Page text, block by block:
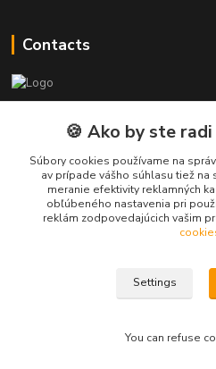
Contacts
+421 915 709 534
(Mo-Fri, 9-17 hod.) or
skifi.space@gmail.com
🍪 Ako by ste
Súbory cookies používame na
av prípade vášho súhlasu tiež
meranie efektivity reklamných
obľúbeného nastavenia pri
reklám zodpovedajúcich vašim
Settings
You can refuse